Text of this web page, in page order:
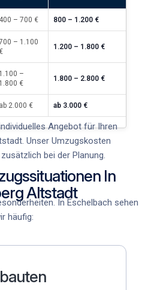
400 – 700 € 800 – 1.200 €
– 1.100
1.200 – 1.800 €
1.100 –
1.800 €
1.800 – 2.800 €
ab 2.000 € ab 3.000 €
Angebot für Ihren
. Unser Umzugskosten
bei der Planung.
In
Altstadt
In Eschelbach sehen
häufig: